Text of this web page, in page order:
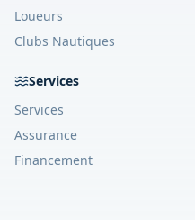
Loueurs
Clubs Nautiques
Services
Services
Assurance
Financement